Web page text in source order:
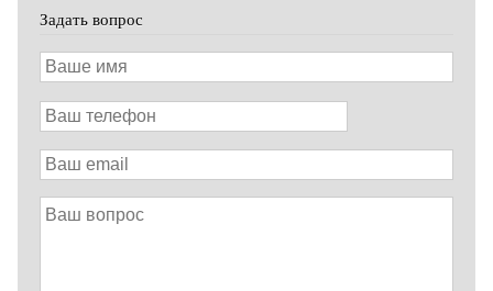
Задать вопрос
Ваше
имя
Ваш
телефон
Ваш
email
Ваш
вопрос